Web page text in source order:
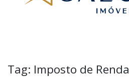
Tag: Imposto de Renda